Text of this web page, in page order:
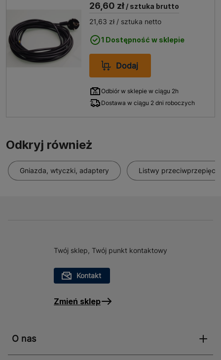
26,60 zł / sztuka brutto
21,63 zł / sztuka netto
1 Dostępność w sklepie
Dodaj
Odbiór w sklepie w ciągu 2h
Dostawa w ciągu 2 dni roboczych
Odkryj również
Gniazda, wtyczki, adaptery Listwy
Twój sklep, Twój punkt kontaktowy
Kontakt
Zmień sklep
O nas